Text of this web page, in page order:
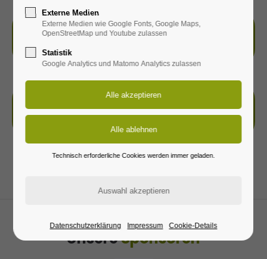
Anmelden
Register |Lost your password?
Support
Lorem ipsum dolor sit amet:
/ 365days
Get in touch
Ergebnis Heidelauf 2019.pdf(33,1 KiB)
Ergebnis 8km Walking Heidelauf 2019.pdf(7,6 KiB)
UnsereSponsoren
Externe Medien
Externe Medien wie Google Fonts, Google Maps,
OpenStreetMap und Youtube zulassen
Statistik
Google Analytics und Matomo Analytics zulassen
Technisch erforderliche Cookies werden immer geladen.
Datenschutzerklärung Impressum Cookie-Details